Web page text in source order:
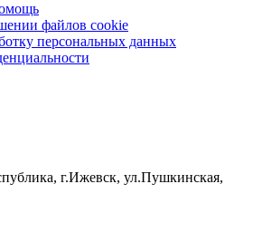
файлов cookie
персональных данных
г.Ижевск, ул.Пушкинская,